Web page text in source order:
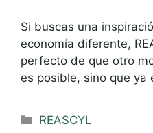
Si buscas una
economía diferente,
perfecto de que otro
es posible, sino que ya
Categories
REASCYL